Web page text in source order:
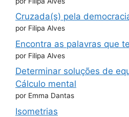
Cruzada(s) pela
por Filipa Alves
Encontra as palavras que
por Filipa Alves
Determinar soluções de
Cálculo mental
por Emma Dantas
Isometrias